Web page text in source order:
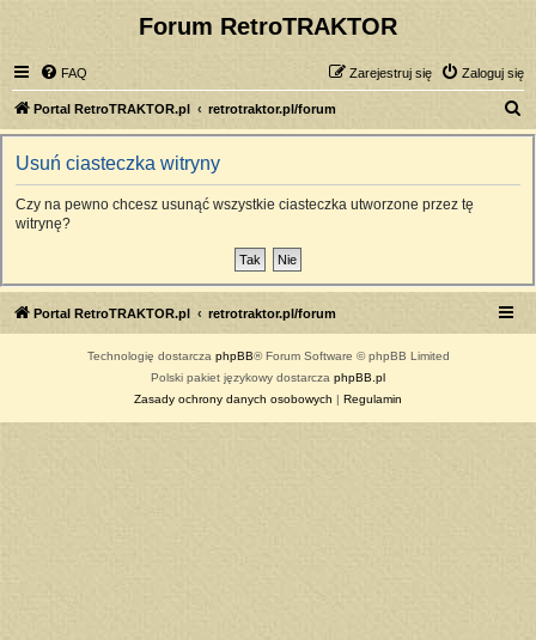
Forum RetroTRAKTOR
FAQ Zaloguj się
Zarejestruj się
Portal RetroTRAKTOR.pl retrotraktor.pl/forum
z
Usuń ciasteczka witryny
Czy na pewno chcesz usunąć wszystkie ciasteczka utworzone przez tę
witrynę?
Portal RetroTRAKTOR.pl retrotraktor.pl/forum
Technologię dostarcza phpBB® Forum Software © phpBB Limited
Polski pakiet językowy dostarcza phpBB.pl
Zasady ochrony danych osobowych | Regulamin